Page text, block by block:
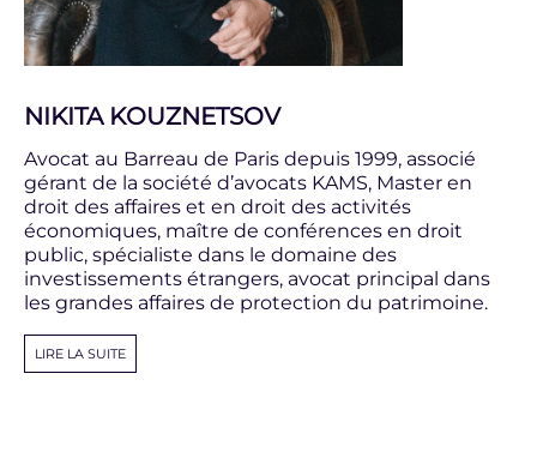
NIKITA KOUZNETSOV
Avocat au Barreau de Paris depuis 1999, associé
gérant de la société d’avocats KAMS, Master en
droit des affaires et en droit des activités
économiques, maître de conférences en droit
public, spécialiste dans le domaine des
investissements étrangers, avocat principal dans
les grandes affaires de protection du patrimoine.
LIRE LA SUITE